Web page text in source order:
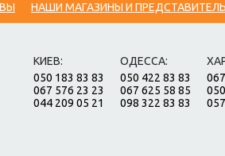
НАШИ МАГАЗИНЫ И
КИЕВ:
050 183 83 83
067 576 23 23
044 209 05 21
ОДЕССА:
050 422 83 83
067 625 58 85
098 322 83 83